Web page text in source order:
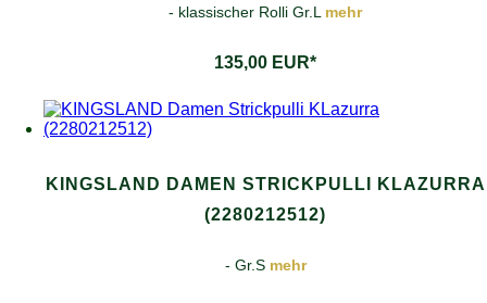
- klassischer Rolli Gr.L mehr
135,00 EUR*
KINGSLAND DAMEN STRICKPULLI KLAZURRA
(2280212512)
- Gr.S mehr